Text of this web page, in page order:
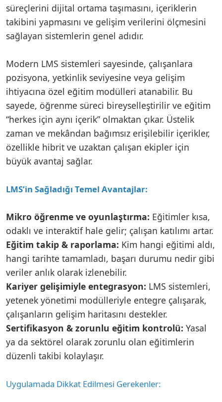
süreçlerini dijital ortama taşımasını, içeriklerin
takibini yapmasını ve gelişim verilerini ölçmesini
sağlayan sistemlerin genel adıdır.
Modern LMS sistemleri sayesinde, çalışanlara
pozisyona, yetkinlik seviyesine veya gelişim
ihtiyacına özel eğitim modülleri atanabilir. Bu
sayede, öğrenme süreci bireyselleştirilir ve eğitim
“herkes için aynı içerik” olmaktan çıkar. Üstelik
zaman ve mekândan bağımsız erişilebilir içerikler,
özellikle hibrit ve uzaktan çalışan ekipler için
büyük avantaj sağlar.
LMS’in Sağladığı Temel Avantajlar:
Mikro öğrenme ve oyunlaştırma: Eğitimler kısa,
odaklı ve interaktif hale gelir; çalışan katılımı artar.
Eğitim takip & raporlama: Kim hangi eğitimi aldı,
hangi tarihte tamamladı, başarı durumu nedir gibi
veriler anlık olarak izlenebilir.
Kariyer gelişimiyle entegrasyon: LMS sistemleri,
yetenek yönetimi modülleriyle entegre çalışarak,
çalışanların gelişim haritasını destekler.
Sertifikasyon & zorunlu eğitim kontrolü: Yasal
ya da sektörel olarak zorunlu olan eğitimlerin
düzenli takibi kolaylaşır.
Uygulamada Dikkat Edilmesi Gerekenler: